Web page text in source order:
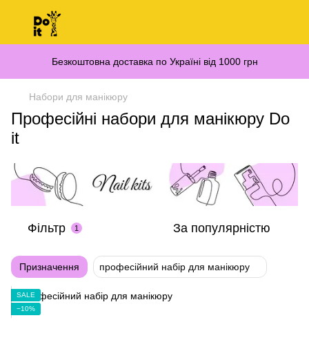
Безкоштовна доставка по Україні від 1000 грн
Набори для манікюру
Професійні набори для манікюру Do
it
Фільтр 1 За популярністю
Призначення професійний набір для манікюру
SALE
−10%